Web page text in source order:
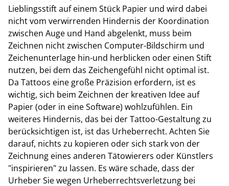
Lieblingsstift auf einem Stück Papier und wird dabei
nicht vom verwirrenden Hindernis der Koordination
zwischen Auge und Hand abgelenkt, muss beim
Zeichnen nicht zwischen Computer-Bildschirm und
Zeichenunterlage hin-und herblicken oder einen Stift
nutzen, bei dem das Zeichengefühl nicht optimal ist.
Da Tattoos eine große Präzision erfordern, ist es
wichtig, sich beim Zeichnen der kreativen Idee auf
Papier (oder in eine Software) wohlzufühlen. Ein
weiteres Hindernis, das bei der Tattoo-Gestaltung zu
berücksichtigen ist, ist das Urheberrecht. Achten Sie
darauf, nichts zu kopieren oder sich stark von der
Zeichnung eines anderen Tätowierers oder Künstlers
"inspirieren" zu lassen. Es wäre schade, dass der
Urheber Sie wegen Urheberrechtsverletzung bei